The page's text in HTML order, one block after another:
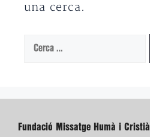
una cerca.
Cerca:
Fundació Missatge Humà i Cristià